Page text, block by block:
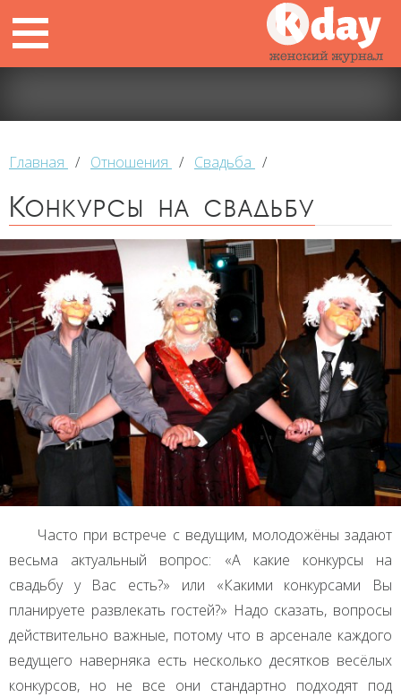
Главная / Отношения / Свадьба /
Конкурсы на свадьбу
Часто при встрече с ведущим, молодожёны задают
весьма актуальный вопрос: «А какие конкурсы на
свадьбу у Вас есть?» или «Какими конкурсами Вы
планируете развлекать гостей?» Надо сказать, вопросы
действительно важные, потому что в арсенале каждого
ведущего наверняка есть несколько десятков весёлых
конкурсов, но не все они стандартно подходят под